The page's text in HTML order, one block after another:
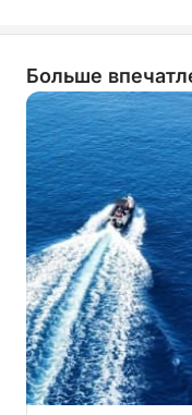
Больше